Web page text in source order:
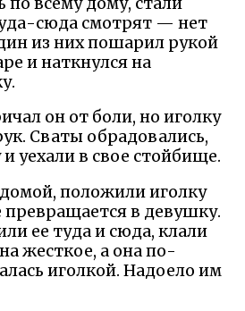
сюда смотрят — нет
из них пошарил рукой
и наткнулся на
он от боли, но иголку
Сваты обрадовались,
уехали в свое стойбище.
положили иголку
превращается в девушку.
ее туда и сюда, клали
жесткое, а она по-
иголкой. Надоело им